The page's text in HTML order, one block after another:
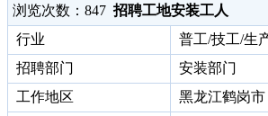
浏览次数： 847 招聘工地安装工人
行业
普工/技工/生
招聘部门
安装部门
工作地区
黑龙江鹤岗市